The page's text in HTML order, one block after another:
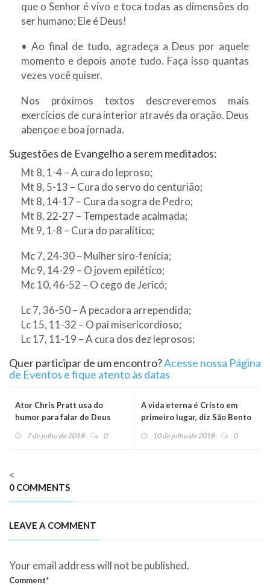
que o Senhor é vivo e toca todas as dimensões do
ser humano; Ele é Deus!
• Ao final de tudo, agradeça a Deus por aquele
momento e depois anote tudo. Faça isso quantas
vezes você quiser.
Nos próximos textos descreveremos mais
exercícios de cura interior através da oração. Deus
abençoe e boa jornada.
Sugestões de Evangelho a serem meditados:
Mt 8, 1-4 – A cura do leproso;
Mt 8, 5-13 – Cura do servo do centurião;
Mt 8, 14-17 – Cura da sogra de Pedro;
Mt 8, 22-27 – Tempestade acalmada;
Mt 9, 1-8 – Cura do paralítico;
Mc 7, 24-30 – Mulher siro-fenícia;
Mc 9, 14-29 – O jovem epilético;
Mc 10, 46-52 – O cego de Jericó;
Lc 7, 36-50 – A pecadora arrependida;
Lc 15, 11-32 – O pai misericordioso;
Lc 17, 11-19 – A cura dos dez leprosos;
Quer participar de um encontro?Acesse nossa Página
de Eventos e fique atento às datas
Ator Chris Pratt usa do
humor para falar de Deus
7 de julho de 2018 0
A vida eterna é Cristo em
primeiro lugar, diz São Bento
10 de julho de 2018 0
<
0 COMMENTS
LEAVE A COMMENT
Your email address will not be published.
Comment*